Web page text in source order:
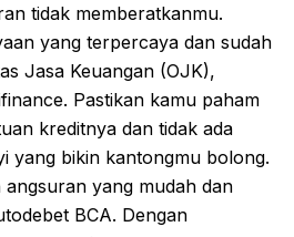
tidak memberatkanmu.
yang terpercaya dan sudah
Jasa Keuangan (OJK),
Pastikan kamu paham
kreditnya dan tidak ada
yang bikin kantongmu bolong.
angsuran yang mudah dan
BCA. Dengan